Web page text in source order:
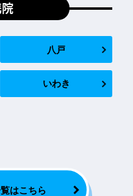
八戸
いわき
はこちら